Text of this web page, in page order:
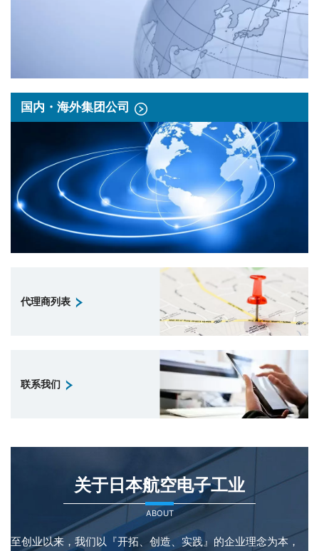
国内・海外集团公司
代理商列表
联系我们
关于日本航空电子工业
ABOUT
至创业以来，我们以『开拓、创造、实践』的企业理念为本，